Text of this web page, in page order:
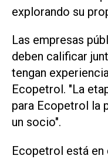
explorando su
Las empresas
deben calificar
tengan
Ecopetrol. "La
para Ecopetrol la
un socio".
Ecopetrol está